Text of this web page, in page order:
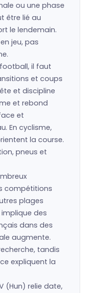
ou une phase
être lié au
le lendemain.
jeu, pas
football, il faut
et coups
et discipline
et rebond
et
En cyclisme,
la course.
pneus et
compétitions
plages
implique des
dans des
augmente.
tandis
expliquent la
(Hun) relie date,